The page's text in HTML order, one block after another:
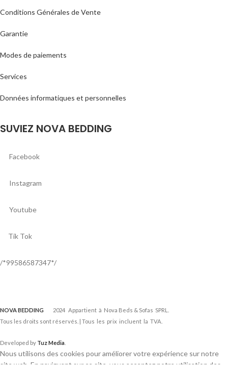
Conditions Générales de Vente
Garantie
Modes de paiements
Services
Données informatiques et personnelles
SUVIEZ NOVA BEDDING
Facebook
Instagram
Youtube
Tik Tok
/*99586587347*/
NOVA BEDDING
2024 Appartient à Nova Beds & Sofas SPRL.
Tous les droits sont réservés. | Tous les prix incluent la TVA.
Developed by Tuz Media
Nous utilisons des cookies pour améliorer votre expérience sur notre
site web. En naviguant sur ce site, vous acceptez notre utilisation des